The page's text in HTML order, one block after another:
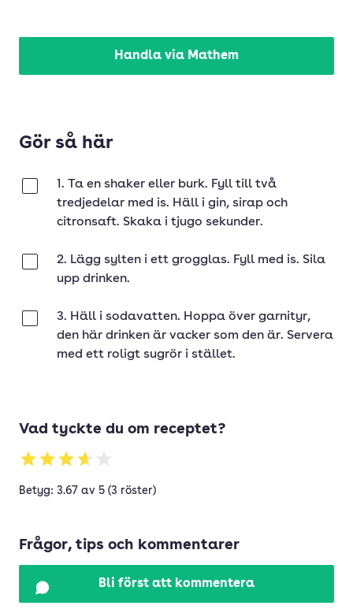
Handla via Mathem
Gör så här
1. Ta en shaker eller burk. Fyll till två
tredjedelar med is. Häll i gin, sirap och
citronsaft. Skaka i tjugo sekunder.
2. Lägg sylten i ett grogglas. Fyll med is. Sila
upp drinken.
3. Häll i sodavatten. Hoppa över garnityr,
den här drinken är vacker som den är. Servera
med ett roligt sugrör i stället.
Vad tyckte du om receptet?
Betyg: 3.67 av 5 (3 röster)
Frågor, tips och kommentarer
Bli först att kommentera